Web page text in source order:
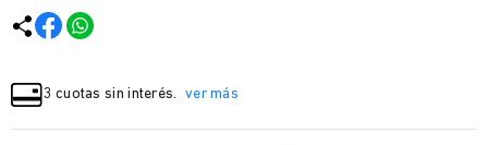
3 cuotas sin interés. ver más